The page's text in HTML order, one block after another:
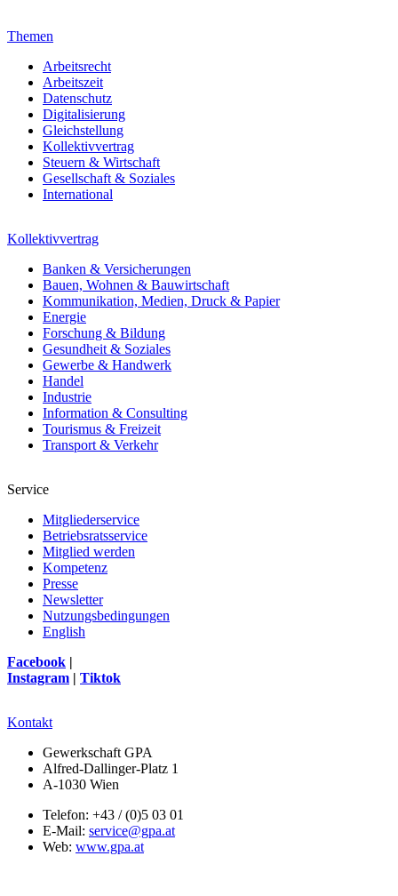
Themen
Arbeitsrecht
Arbeitszeit
Datenschutz
Digitalisierung
Gleichstellung
Kollektivvertrag
Steuern & Wirtschaft
Gesellschaft & Soziales
International
Kollektivvertrag
Banken & Versicherungen
Bauen, Wohnen & Bauwirtschaft
Kommunikation, Medien, Druck & Papier
Energie
Forschung & Bildung
Gesundheit & Soziales
Gewerbe & Handwerk
Handel
Industrie
Information & Consulting
Tourismus & Freizeit
Transport & Verkehr
Service
Mitgliederservice
Betriebsratsservice
Mitglied werden
Kompetenz
Presse
Newsletter
Nutzungsbedingungen
English
Facebook |
Instagram | Tiktok
Kontakt
Gewerkschaft GPA
Alfred-Dallinger-Platz 1
A-1030 Wien
Telefon: +43 / (0)5 03 01
E-Mail: service@gpa.at
Web: www.gpa.at